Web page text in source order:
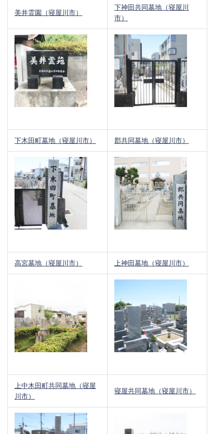
美井霊園（寝屋川市）
下神田共同墓地（寝屋川
市）
下木田町墓地（寝屋川市） 郡共同墓地（寝屋川市）
高宮墓地（寝屋川市） 上神田墓地（寝屋川市）
上中木田町共同墓地（寝屋
川市）
寝屋共同墓地（寝屋川市）